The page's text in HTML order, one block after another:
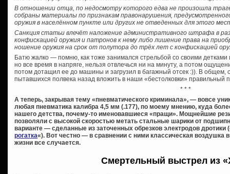
В отношении отца, по недосмотру которого едва не произошла
собраны материалы по признакам правонарушения,
оружия в населённом пункте или других не отведенных для этого
Санкция статьи влечёт наложение административного штрафа в
конфискацией оружия и патронов к нему либо лишение права на
ношение оружия на срок от полутора до трёх лет с конфискацией
Батю жалко — помню, как тоже занимался стрельбой со своими
но все время в напряге, нельзя отвлечься ни на минуту, а потом
потом дотащил ее до машины и загрузил в багажный отсек :)). В общем,
пытавшихся полвека назад вложить в наши «бестолковки»
* * *
А теперь, закрывая тему «пневматического криминала», — вовсе
любая пневматика калибра 4,5 мм (.177), по моему мнению, куда
нашего детства, почему-то именовавшиеся «пращи». Мощнейшие
позволяли с высокой скоростью метать стальные шарики от
варианте — сделанные из заточенных обрезков электродов дротики
рогатка«). Вот честно — в сравнении с ними классическая воздушка
жизни все случается.
Смертельный выстрел из